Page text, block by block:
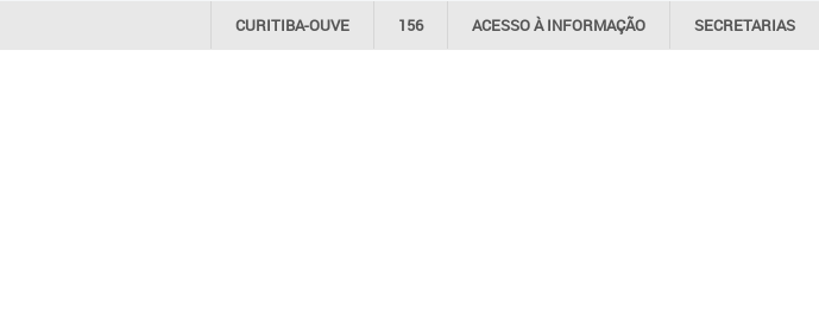
CURITIBA-OUVE 156 ACESSO ÀINFORMAÇÃO SECRETARIAS